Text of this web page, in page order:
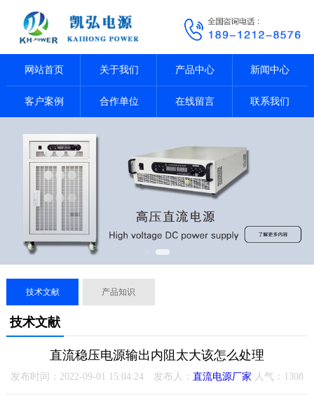
网站首页 关于我们 产品中心 新闻中心
客户案例 合作单位 在线留言 联系我们
技术文献 产品知识
技术文献
直流稳压电源输出内阻太大该怎么处理
发布时间：2022-09-01 15:04:24 发布人： 直流电源厂家 人气： 1308